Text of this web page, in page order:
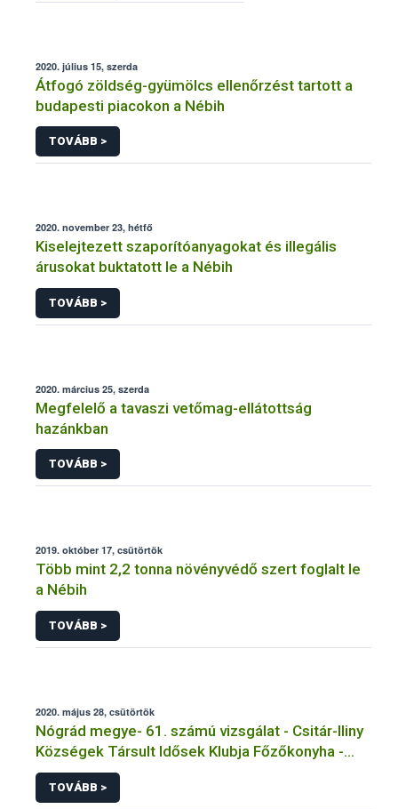
2020. július 15, szerda
Átfogó zöldség-gyümölcs ellenőrzést tartott a
budapesti piacokon a Nébih
TOVÁBB >
2020. november 23, hétfő
Kiselejtezett szaporítóanyagokat és illegális
árusokat buktatott le a Nébih
TOVÁBB >
2020. március 25, szerda
Megfelelő a tavaszi vetőmag-ellátottság
hazánkban
TOVÁBB >
2019. október 17, csütörtök
Több mint 2,2 tonna növényvédő szert foglalt le
a Nébih
TOVÁBB >
2020. május 28, csütörtök
Nógrád megye- 61. számú vizsgálat - Csitár-Iliny
Községek Társult Idősek Klubja Főzőkonyha -
Csitár
TOVÁBB >